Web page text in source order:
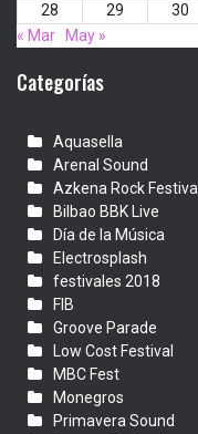
28
29
30
« Mar
May »
Categorías
Aquasella
Arenal Sound
Azkena Rock Festival
Bilbao BBK Live
Día de la Música
Electrosplash
festivales 2018
FIB
Groove Parade
Low Cost Festival
MBC Fest
Monegros
Primavera Sound